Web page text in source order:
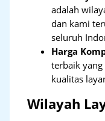
adalah
dan kami
seluruh
Harga
terbaik
kualitas
Wilayah